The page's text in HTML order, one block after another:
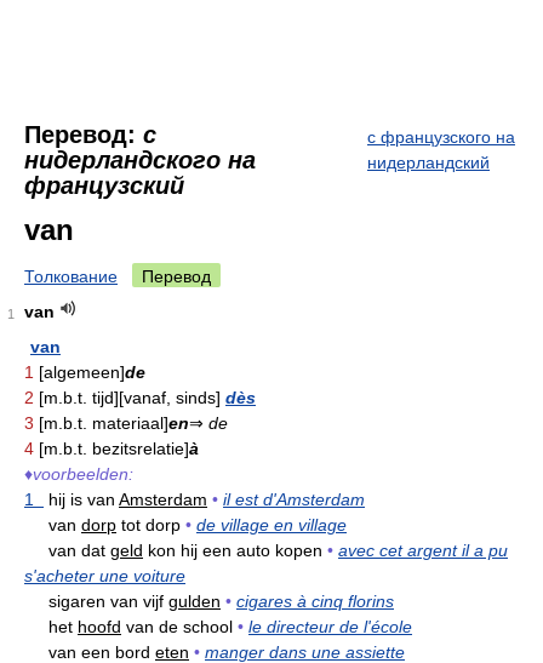
Перевод: с
нидерландского на
французский
с французского на
нидерландский
van
Толкование Перевод
1
van
van
1 [algemeen]de
2 [m.b.t. tijd][vanaf, sinds] dès
3 [m.b.t. materiaal]en⇒ de
4 [m.b.t. bezitsrelatie]à
♦voorbeelden:
1
hij is van Amsterdam • il est d'Amsterdam
van dorp tot dorp • de village en village
van dat geld kon hij een auto kopen • avec cet argent il a pu
s'acheter une voiture
sigaren van vijf gulden • cigares à cinq florins
het hoofd van de school • le directeur de l'école
van een bord eten • manger dans une assiette